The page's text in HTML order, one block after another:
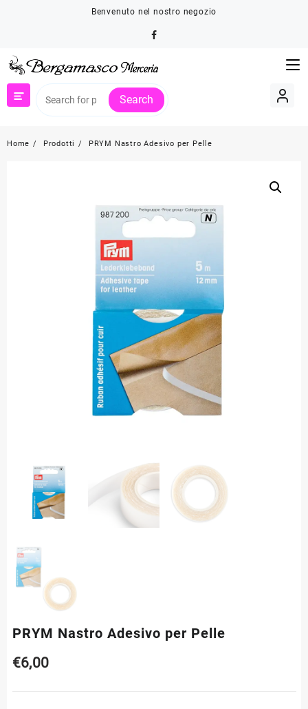
Benvenuto nel nostro negozio
Search
Home Prodotti PRYM Nastro Adesivo per Pelle
PRYM Nastro Adesivo per Pelle
€6,00